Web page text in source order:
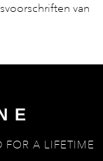
van
FOR A LIFETIME